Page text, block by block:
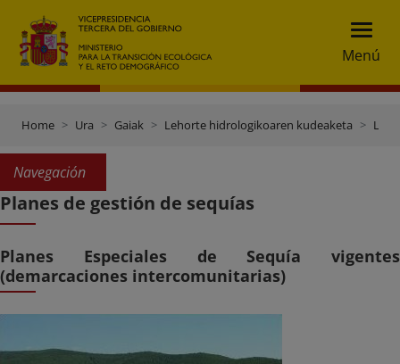
Menú
Home Ura Gaiak Lehorte hidrologikoaren kudeaketa Lehorteen plangintza eta kudeaketa
Navegación
Planes de gestión de sequías
Planes Especiales de Sequía vigentes
(demarcaciones intercomunitarias)